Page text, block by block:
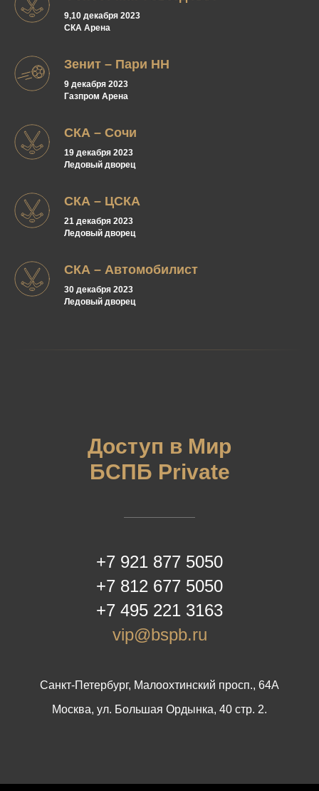
9,10 декабря 2023
СКА Арена
Зенит – Пари НН
9 декабря 2023
Газпром Арена
СКА – Сочи
19 декабря 2023
Ледовый дворец
СКА – ЦСКА
21 декабря 2023
Ледовый дворец
СКА – Автомобилист
30 декабря 2023
Ледовый дворец
Доступ в Мир
БСПБ Private
+7 921 877 5050
+7 812 677 5050
+7 495 221 3163
vip@bspb.ru
Санкт-Петербург, Малоохтинский просп., 64А
Москва, ул. Большая Ордынка, 40 стр. 2.